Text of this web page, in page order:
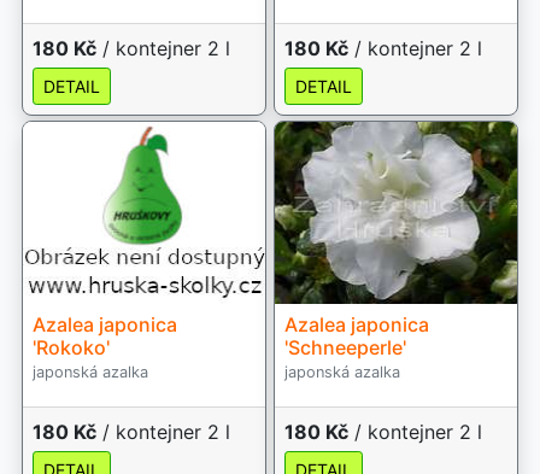
180 Kč / kontejner 2 l
DETAIL
180 Kč / kontejner 2 l
DETAIL
Azalea japonica
'Rokoko'
japonská azalka
180 Kč / kontejner 2 l
Azalea japonica
'Schneeperle'
japonská azalka
180 Kč / kontejner 2 l